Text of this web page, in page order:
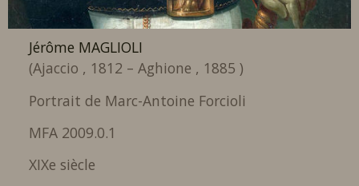
Jérôme MAGLIOLI
(Ajaccio , 1812 – Aghione , 1885 )
Portrait de Marc-Antoine Forcioli
MFA 2009.0.1
XIXe siècle